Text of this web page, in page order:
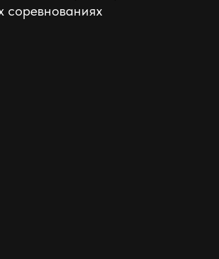
соревнованиях